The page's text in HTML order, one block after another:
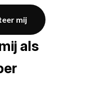
mij
als